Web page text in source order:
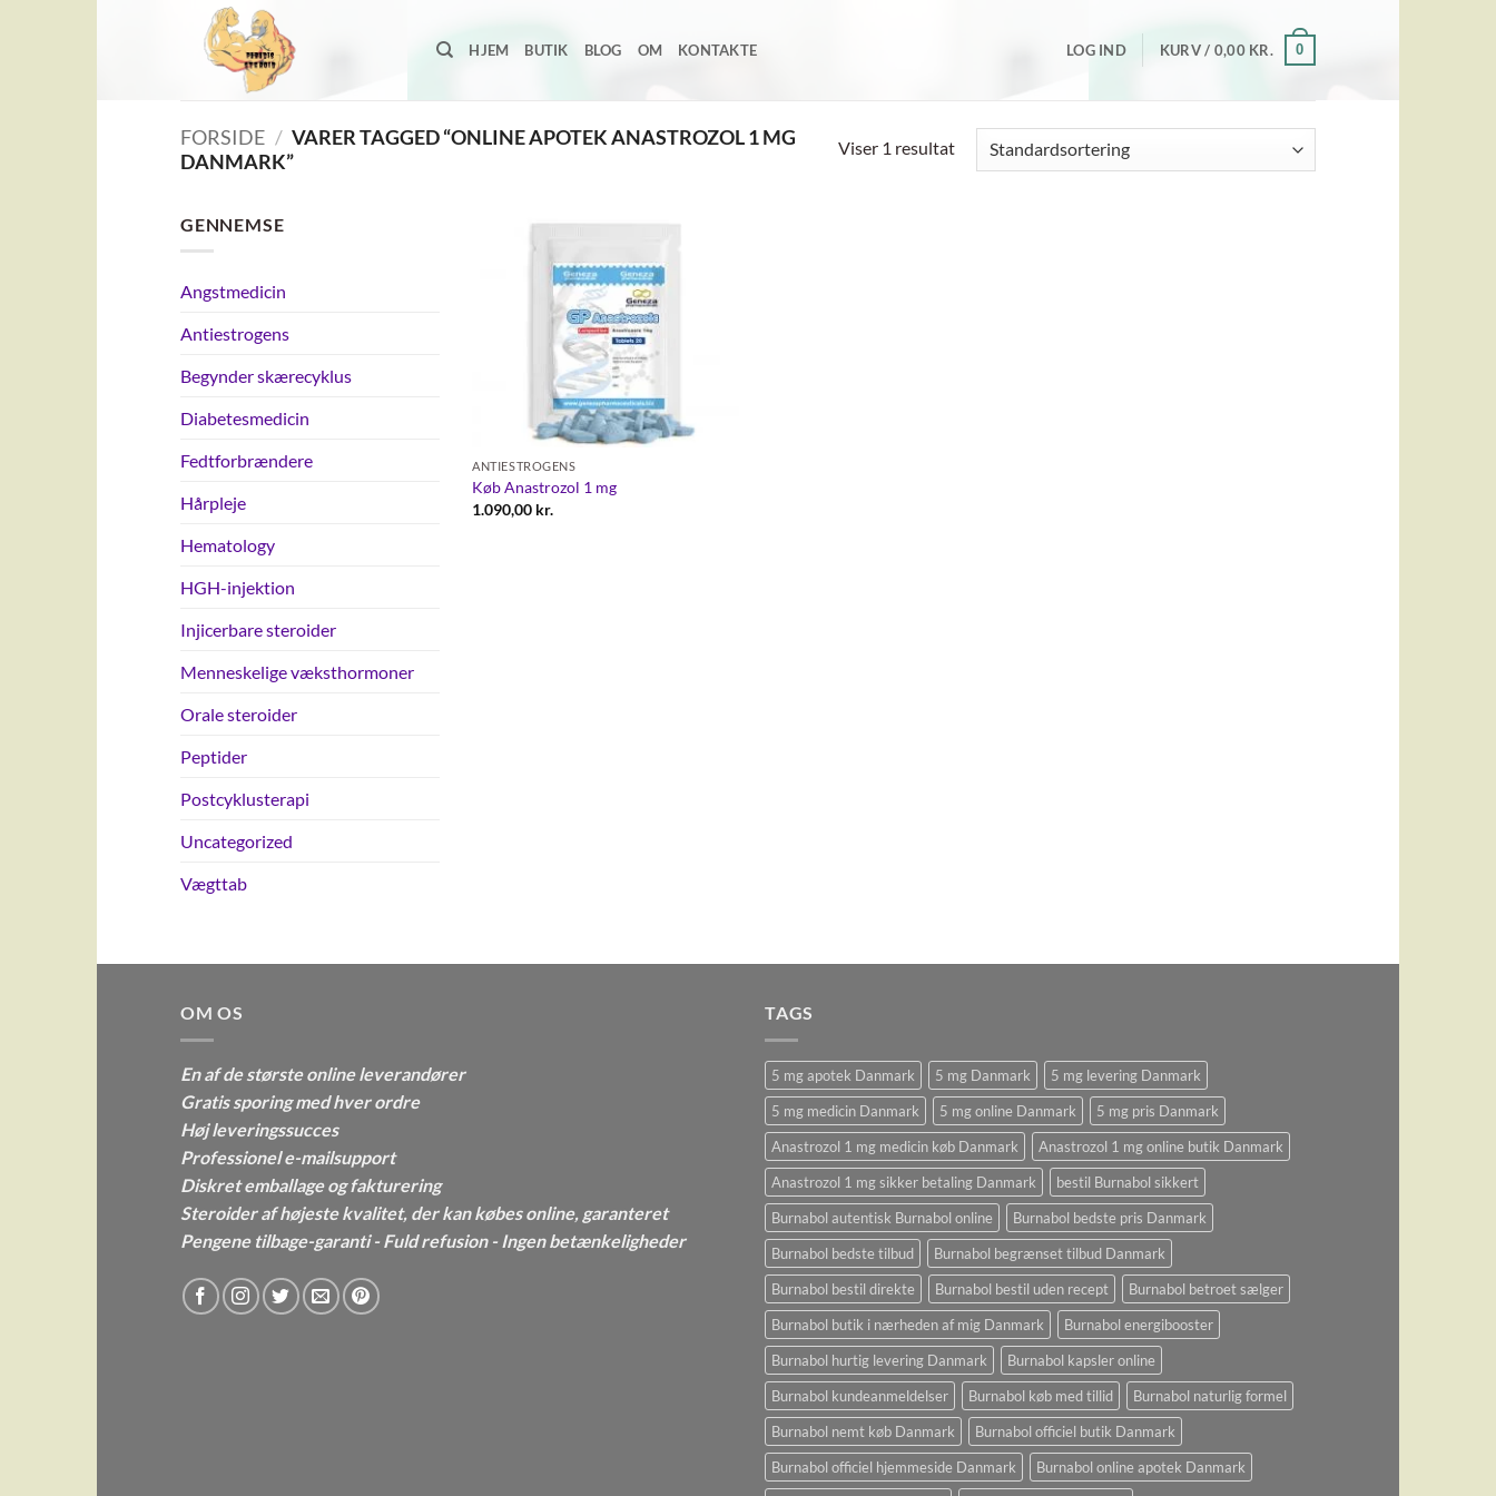
HJEM BUTIK BLOG OM KONTAKTE LOG IND KURV / 0,00 KR. 0
FORSIDE / VARER TAGGED “ONLINE APOTEK ANASTROZOL 1 MG
DANMARK”
Viser 1 resultat
GENNEMSE
Angstmedicin
Antiestrogens
Begynder skærecyklus
Diabetesmedicin
Fedtforbrændere
Hårpleje
Hematology
HGH-injektion
Injicerbare steroider
Menneskelige væksthormoner
Orale steroider
Peptider
Postcyklusterapi
Uncategorized
Vægttab
ANTIESTROGENS
Køb Anastrozol 1 mg
1.090,00 kr.
OM OS
En af de største online leverandører
Gratis sporing med hver ordre
Høj leveringssucces
Professionel e-mailsupport
Diskret emballage og fakturering
Steroider af højeste kvalitet, der kan købes online, garanteret
Pengene tilbage-garanti - Fuld refusion - Ingen betænkeligheder
TAGS
5 mg apotek Danmark 5 mg Danmark
5 mg levering Danmark
5 mg medicin Danmark
5 mg online Danmark
5 mg pris Danmark
Anastrozol 1 mg medicin køb Danmark
Anastrozol 1 mg online butik Danmark
Anastrozol 1 mg sikker betaling Danmark
bestil Burnabol sikkert
Burnabol autentisk Burnabol online
Burnabol bedste pris Danmark
Burnabol bedste tilbud
Burnabol begrænset tilbud Danmark
Burnabol bestil direkte
Burnabol bestil uden recept
Burnabol betroet sælger
Burnabol butik i nærheden af ​​mig Danmark
Burnabol energibooster
Burnabol hurtig levering Danmark
Burnabol kapsler online
Burnabol kundeanmeldelser
Burnabol køb med tillid
Burnabol naturlig formel
Burnabol nemt køb Danmark
Burnabol officiel butik Danmark
Burnabol officiel hjemmeside Danmark
Burnabol online apotek Danmark